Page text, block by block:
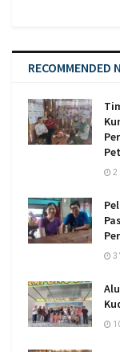
RECOMMENDED
2
3